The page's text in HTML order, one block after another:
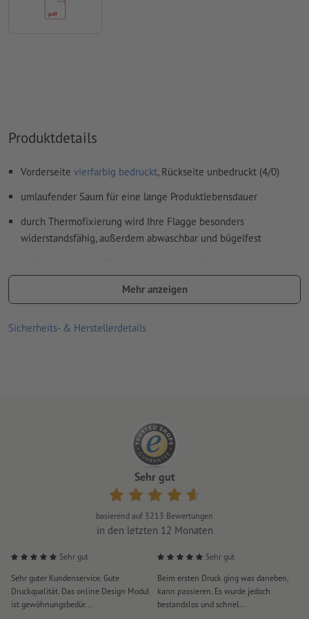
Produktdetails
Vorderseite vierfarbig bedruckt, Rückseite unbedruckt (4/0)
umlaufender Saum für eine lange Produktlebensdauer
durch Thermofixierung wird Ihre Flagge besonders
widerstandsfähig, außerdem abwaschbar und bügelfest
(Brandschutzklasse B1)
Hinweis: Das Material ist leicht lichtdurchlässig.
zur Verwendung im Innenbereich geeignet
Mehr anzeigen
Sicherheits- & Herstellerdetails
Sehr gut
basierend auf 3213 Bewertungen
in den letzten 12 Monaten
Sehr gut
Sehr guter Kundenservice. Gute
Druckqualität. Das online Design Modul
ist gewöhnungsbedür...
Sehr gut
Beim ersten Druck ging was daneben,
kann passieren. Es wurde jedoch
bestandslos und schnel...